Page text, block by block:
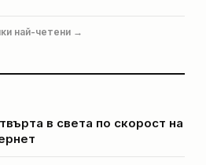
най-четени →
в света по скорост на